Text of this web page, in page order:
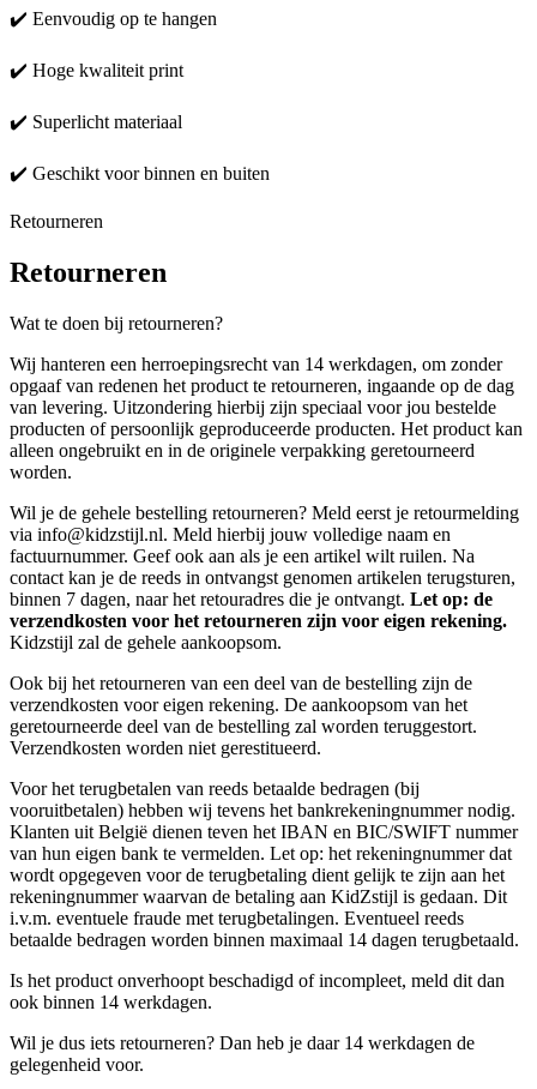
✔️ Eenvoudig op te hangen
✔️ Hoge kwaliteit print
✔️ Superlicht materiaal
✔️ Geschikt voor binnen en buiten
Retourneren
Retourneren
Wat te doen bij retourneren?
Wij hanteren een herroepingsrecht van 14 werkdagen, om zonder
opgaaf van redenen het product te retourneren, ingaande op de dag
van levering. Uitzondering hierbij zijn speciaal voor jou bestelde
producten of persoonlijk geproduceerde producten. Het product kan
alleen ongebruikt en in de originele verpakking geretourneerd
worden.
Wil je de gehele bestelling retourneren? Meld eerst je retourmelding
via info@kidzstijl.nl. Meld hierbij jouw volledige naam en
factuurnummer. Geef ook aan als je een artikel wilt ruilen. Na
contact kan je de reeds in ontvangst genomen artikelen terugsturen,
binnen 7 dagen, naar het retouradres die je ontvangt. Let op: de
verzendkosten voor het retourneren zijn voor eigen rekening.
Kidzstijl zal de gehele aankoopsom.
Ook bij het retourneren van een deel van de bestelling zijn de
verzendkosten voor eigen rekening. De aankoopsom van het
geretourneerde deel van de bestelling zal worden teruggestort.
Verzendkosten worden niet gerestitueerd.
Voor het terugbetalen van reeds betaalde bedragen (bij
vooruitbetalen) hebben wij tevens het bankrekeningnummer nodig.
Klanten uit België dienen teven het IBAN en BIC/SWIFT nummer
van hun eigen bank te vermelden. Let op: het rekeningnummer dat
wordt opgegeven voor de terugbetaling dient gelijk te zijn aan het
rekeningnummer waarvan de betaling aan KidZstijl is gedaan. Dit
i.v.m. eventuele fraude met terugbetalingen. Eventueel reeds
betaalde bedragen worden binnen maximaal 14 dagen terugbetaald.
Is het product onverhoopt beschadigd of incompleet, meld dit dan
ook binnen 14 werkdagen.
Wil je dus iets retourneren? Dan heb je daar 14 werkdagen de
gelegenheid voor.